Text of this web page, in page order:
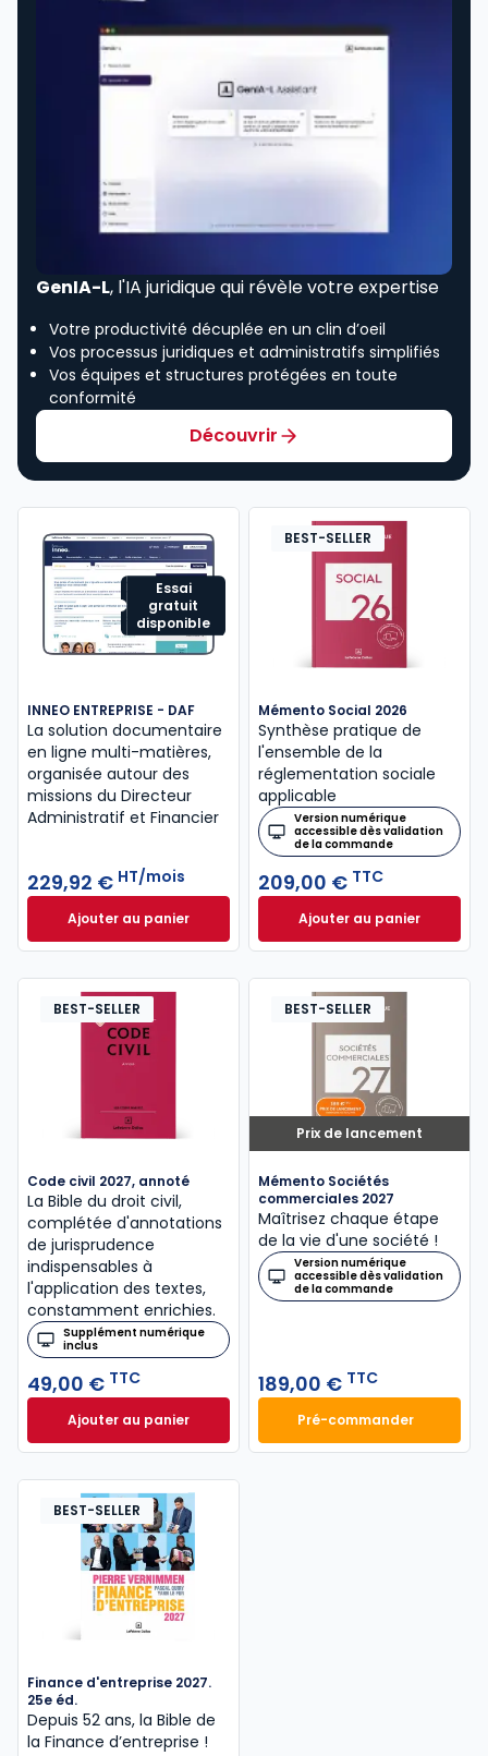
GenIA-L, l'IA juridique qui révèle votre expertise
Votre productivité décuplée en un clin d’oeil
Vos processus juridiques et administratifs simplifiés
Vos équipes et structures protégées en toute
conformité
Découvrir
Essai
gratuit
disponible
INNEO ENTREPRISE - DAF
La solution documentaire
en ligne multi-matières,
organisée autour des
missions du Directeur
Administratif et Financier
229,92 € HT/mois
Ajouter au panierINNEO ENTREPRISE - DAF à 229,92 € HT/mois
BEST-SELLER
Mémento Social 2026
Synthèse pratique de
l'ensemble de la
réglementation sociale
applicable
Version numérique
accessible dès validation
de la commande
209,00 € TTC
Ajouter au panier
Mémento Social
BEST-SELLER
Code civil 2027, annoté
La Bible du droit civil,
complétée d'annotations
de jurisprudence
indispensables à
l'application des textes,
constamment enrichies.
Supplément numérique
inclus
49,00 € TTC
Ajouter au panierCode civil 2027, annoté à 49,00 € TTC
Prix de lancement
BEST-SELLER
Mémento Sociétés
commerciales 2027
Maîtrisez chaque étape
de la vie d'une société !
Version numérique
accessible dès validation
de la commande
189,00 € TTC
Pré-commander
Mémento
BEST-SELLER
Finance d'entreprise 2027.
25e éd.
Depuis 52 ans, la Bible de
la Finance d’entreprise​ !